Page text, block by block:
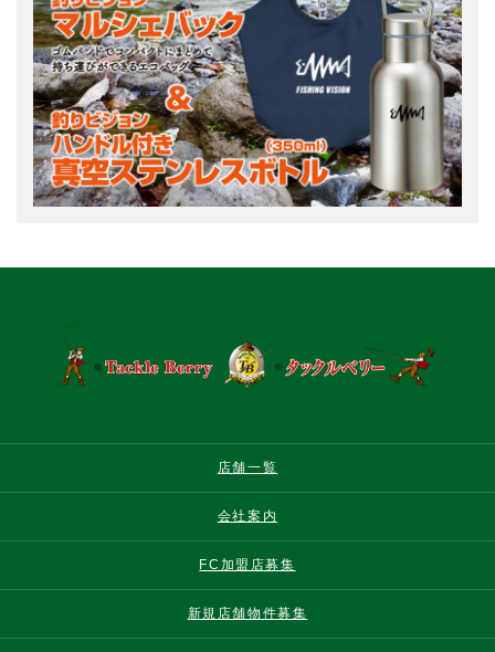
店舗一覧
会社案内
FC加盟店募集
新規店舗物件募集